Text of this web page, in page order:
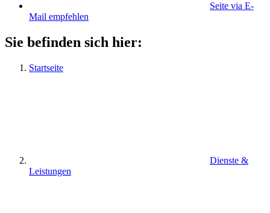
Seite via E-
Mail empfehlen
Sie befinden sich hier:
Startseite
Dienste &
Leistungen